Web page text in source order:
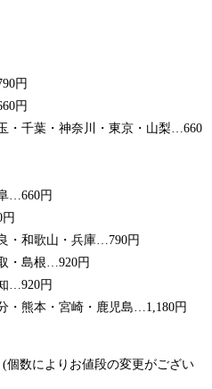
円
円
・千葉・神奈川・東京・山梨…660
…660円
・和歌山・兵庫…790円
・島根…920円
…920円
・熊本・宮崎・鹿児島…1,180円
数によりお値段の変更がござい